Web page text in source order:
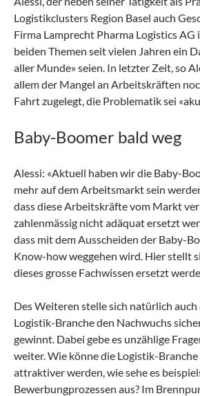
Höchstleistung auf jedem
Logistikclusters Region Basel auch
Firma Lamprecht Pharma Logistics AG
beiden Themen seit vielen Jahren ein
aller Munde» seien. In letzter Zeit, so
allem der Mangel an Arbeitskräften
Fahrt zugelegt, die Problematik sei
Baby-Boomer bald weg
Alessi: «Aktuell haben wir die Baby-
mehr auf dem Arbeitsmarkt sein
dass diese Arbeitskräfte vom Markt
zahlenmässig nicht adäquat ersetzt
dass mit dem Ausscheiden der Baby-
Know-how weggehen wird. Hier stellt
dieses grosse Fachwissen ersetzt
Des Weiteren stelle sich natürlich auch
Logistik-Branche den Nachwuchs
gewinnt. Dabei gebe es unzählige
weiter. Wie könne die Logistik-
attraktiver werden, wie sehe es
Bewerbungprozessen aus? Im